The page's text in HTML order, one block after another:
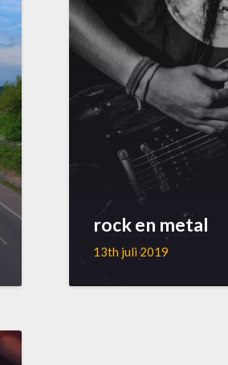
rock en metal
13th juli 2019